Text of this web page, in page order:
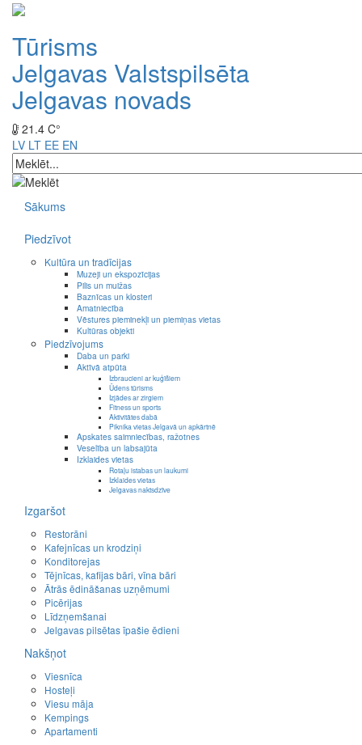
Tūrisms
Jelgavas Valstspilsēta
Jelgavas novads
21.4 C°
LV LT EE EN
Sākums
Piedzīvot
Kultūra un tradīcijas
Muzeji un ekspozīcijas
Pilis un muižas
Baznīcas un klosteri
Amatniecība
Vēstures pieminekļi un piemiņas vietas
Kultūras objekti
Piedzīvojums
Daba un parki
Aktīvā atpūta
Izbraucieni ar kuģīšiem
Ūdens tūrisms
Izjādes ar zirgiem
Fitness un sports
Aktivitātes dabā
Piknika vietas Jelgavā un apkārtnē
Apskates saimniecības, ražotnes
Veselība un labsajūta
Izklaides vietas
Rotaļu istabas un laukumi
Izklaides vietas
Jelgavas naktsdzīve
Izgaršot
Restorāni
Kafejnīcas un krodziņi
Konditorejas
Tējnīcas, kafijas bāri, vīna bāri
Ātrās ēdināšanas uzņēmumi
Picērijas
Līdzņemšanai
Jelgavas pilsētas īpašie ēdieni
Nakšņot
Viesnīca
Hosteļi
Viesu māja
Kempings
Apartamenti